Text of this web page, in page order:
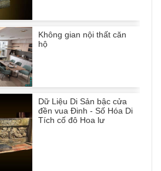
Không gian nội thất căn
hộ
Dữ Liệu Di Sản bậc cửa
đền vua Đinh - Số Hóa Di
Tích cố đô Hoa lư